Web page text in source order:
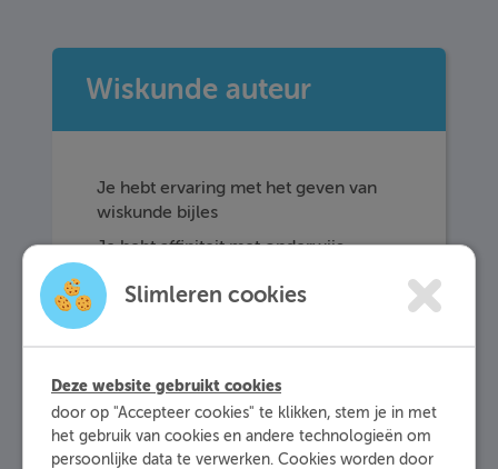
Wiskunde auteur
Je hebt ervaring met het geven van
wiskunde bijles
Je hebt affiniteit met onderwijs
Je bent minimaal 1 dag per week
beschikbaar
Beschikbaarheid: 8-32 uur
Werkervaring:
Slimleren cookies
Deze website gebruikt cookies
door op "Accepteer cookies" te klikken, stem je in met
het gebruik van cookies en andere technologieën om
persoonlijke data te verwerken. Cookies worden door